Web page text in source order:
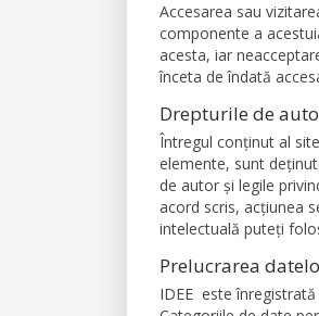
Accesarea sau
componente a
acesta, iar
înceta de îndată
Drepturile de
Întregul conţinut al
elemente, sunt
de autor şi legile
acord scris, acțiunea
intelectuală puteţi
Prelucrarea
IDEE este